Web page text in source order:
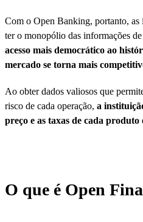
Com o Open Banking, portanto, as
ter o monopólio das informações
acesso mais democrático ao
mercado se torna mais
Ao obter dados valiosos que
risco de cada operação, a
preço e as taxas de cada
O que é Open